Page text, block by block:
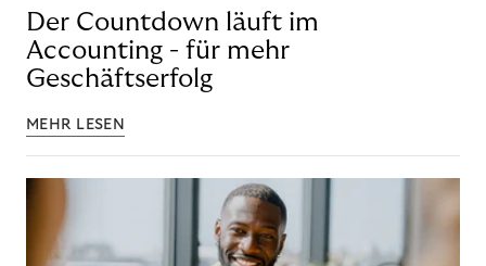
Der Countdown läuft im
Accounting - für mehr
Geschäftserfolg
MEHR LESEN